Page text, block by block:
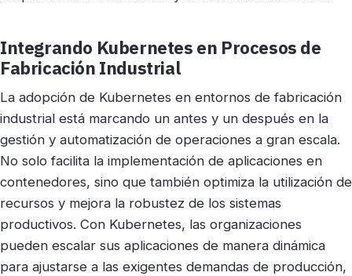
Integrando Kubernetes en Procesos de
Fabricación Industrial
La adopción de Kubernetes en entornos de fabricación
industrial está marcando un antes y un después en la
gestión y automatización de operaciones a gran escala.
No solo facilita la implementación de aplicaciones en
contenedores, sino que también optimiza la utilización de
recursos y mejora la robustez de los sistemas
productivos. Con Kubernetes, las organizaciones
pueden escalar sus aplicaciones de manera dinámica
para ajustarse a las exigentes demandas de producción,